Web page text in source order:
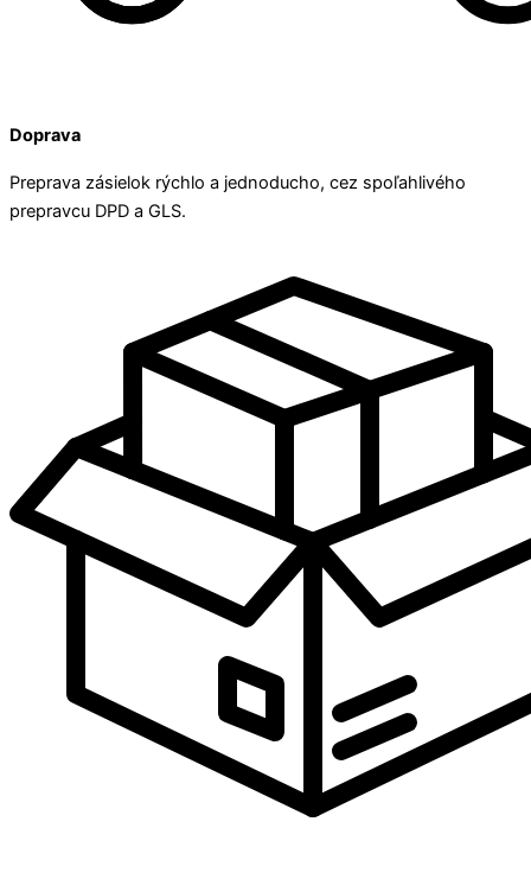
Doprava
Preprava zásielok rýchlo a jednoducho, cez spoľahlivého
prepravcu DPD a GLS.